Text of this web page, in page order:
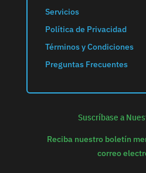
Servicios
Política de Privacidad
Términos y Condiciones
Preguntas Frecuentes
Suscríbase a
Reciba nuestro boletín
correo